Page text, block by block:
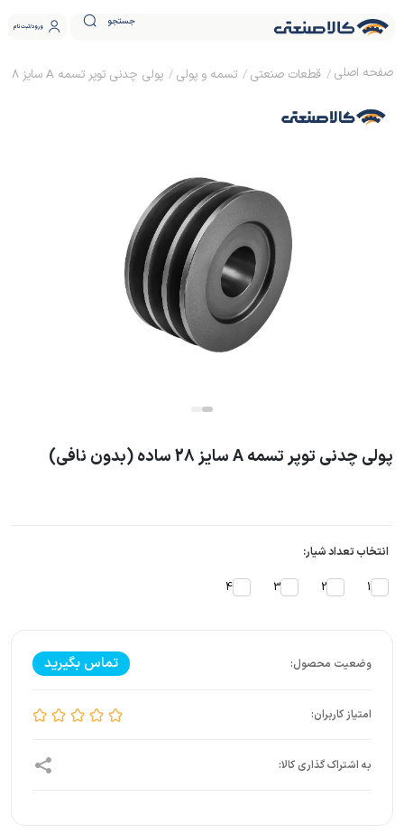
جستجو ورود ثبت نام
قطعات صنعتی تسمه و پولی پولی چدنی توپر تسمه A سایز 28 ساده (بدون نافی)
پولی چدنی توپر تسمه A سایز 28 ساده (بدون نافی)
انتخاب تعداد شیار:
1
2
3
4
تماس بگیرید